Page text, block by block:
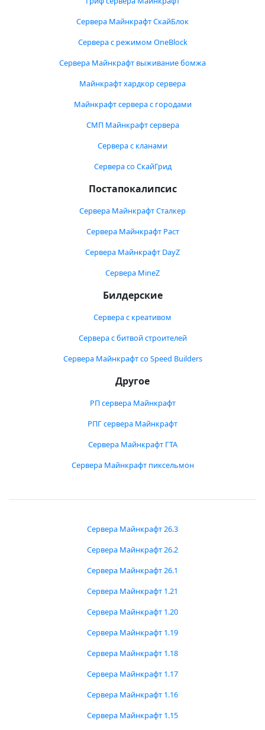
Сервера Майнкрафт СкайБлок
Сервера с режимом OneBlock
Сервера Майнкрафт выживание бомжа
Майнкрафт хардкор сервера
Майнкрафт сервера с городами
СМП Майнкрафт сервера
Сервера с кланами
Сервера со СкайГрид
Постапокалипсис
Сервера Майнкрафт Сталкер
Сервера Майнкрафт Раст
Сервера Майнкрафт DayZ
Сервера MineZ
Билдерские
Сервера с креативом
Сервера с битвой строителей
Сервера Майнкрафт со Speed Builders
Другое
РП сервера Майнкрафт
РПГ сервера Майнкрафт
Сервера Майнкрафт ГТА
Сервера Майнкрафт пиксельмон
Сервера Майнкрафт 26.3
Сервера Майнкрафт 26.2
Сервера Майнкрафт 26.1
Сервера Майнкрафт 1.21
Сервера Майнкрафт 1.20
Сервера Майнкрафт 1.19
Сервера Майнкрафт 1.18
Сервера Майнкрафт 1.17
Сервера Майнкрафт 1.16
Сервера Майнкрафт 1.15